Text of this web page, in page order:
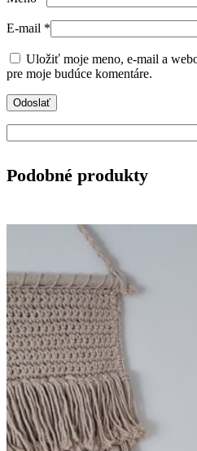
E-mail *
Uložiť moje meno, e-mail a
pre moje budúce komentáre.
Podobné produkty